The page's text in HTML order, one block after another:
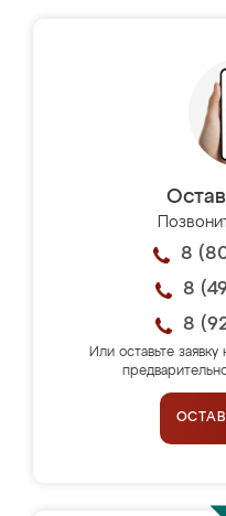
8
8
8
Или оставьте заявку